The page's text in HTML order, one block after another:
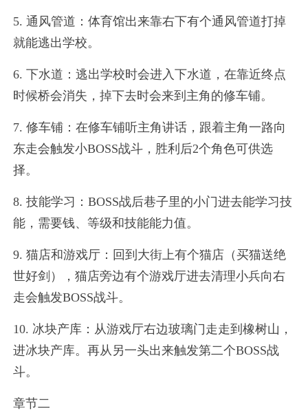
5. 通风管道：体育馆出来靠右下有个通风管道打掉
就能逃出学校。
6. 下水道：逃出学校时会进入下水道，在靠近终点
时候桥会消失，掉下去时会来到主角的修车铺。
7. 修车铺：在修车铺听主角讲话，跟着主角一路向
东走会触发小BOSS战斗，胜利后2个角色可供选
择。
8. 技能学习：BOSS战后巷子里的小门进去能学习技
能，需要钱、等级和技能能力值。
9. 猫店和游戏厅：回到大街上有个猫店（买猫送绝
世好剑），猫店旁边有个游戏厅进去清理小兵向右
走会触发BOSS战斗。
10. 冰块产库：从游戏厅右边玻璃门走走到橡树山，
进冰块产库。再从另一头出来触发第二个BOSS战
斗。
章节二